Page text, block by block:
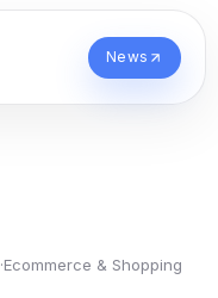
News
·Ecommerce & Shopping